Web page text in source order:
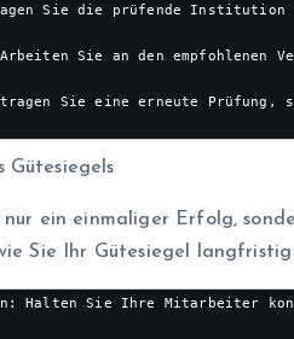
Sie die prüfende Institution
Sie an den empfohlenen
Sie eine erneute Prüfung,
ein einmaliger Erfolg,
Sie Ihr Gütesiegel
Halten Sie Ihre Mitarbeiter